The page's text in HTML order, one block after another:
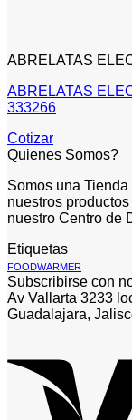
ABRELATAS
ABRELATAS
333266
Cotizar
Quienes Somos?
Somos una
nuestros
nuestro Centro de
Etiquetas
FOODWARMER
Subscribirse con
Av Vallarta 3233
Guadalajara,